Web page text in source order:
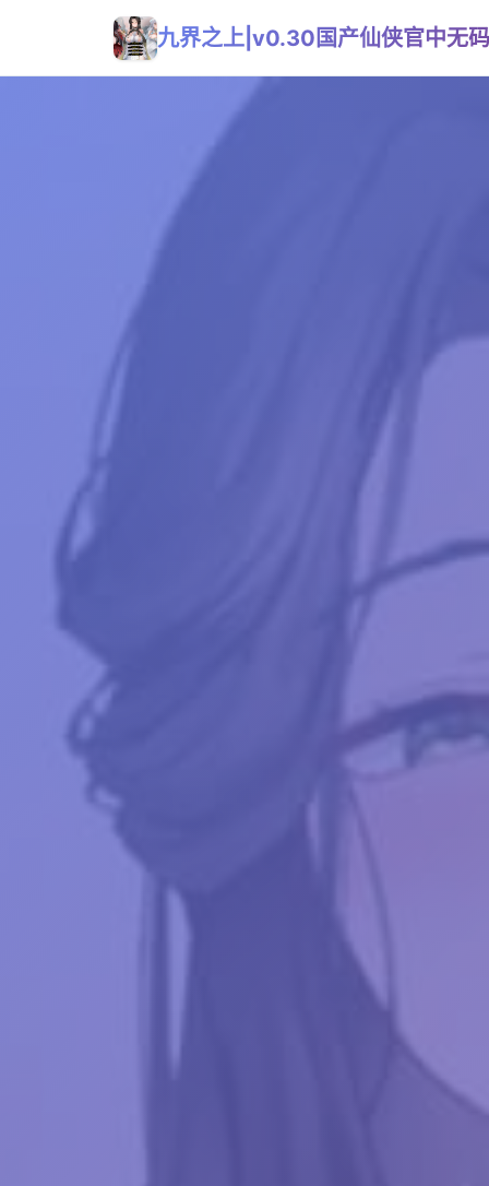
九界之上|v0.30国产仙侠官中无码